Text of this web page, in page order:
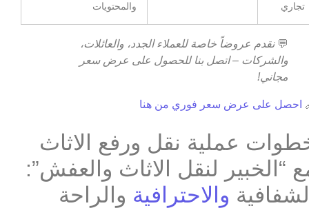
تجاري
والمحتويات
💬نقدم عروضاً خاصة للعملاء الجدد، والعائلات،
والشركات – اتصل بنا للحصول على عرض سعر
مجاني!
احصل على عرض سعر فوري من هنا
عملية نقل ورفع الاثاث
“الخبير لنقل الاثاث والعفش”:
والاحترافية والراحة